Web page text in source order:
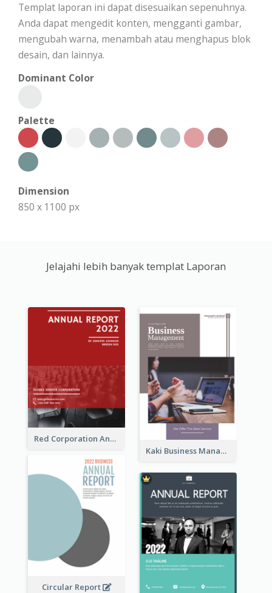
Templat laporan ini dapat disesuaikan sepenuhnya.
Anda dapat mengedit konten, mengganti gambar,
mengubah warna, menambah atau menghapus blok
desain, dan lainnya.
Dominant Color
Palette
Dimension
850 x 1100 px
Jelajahi lebih banyak templat Laporan
Red Corporation Annual Report
Kaki Business Management Reports
Circular Report